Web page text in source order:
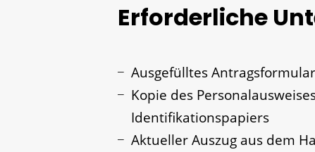
Erforderliche
Ausgefülltes Antragsformular
Kopie des
Identifikationspapiers
Aktueller Auszug aus dem